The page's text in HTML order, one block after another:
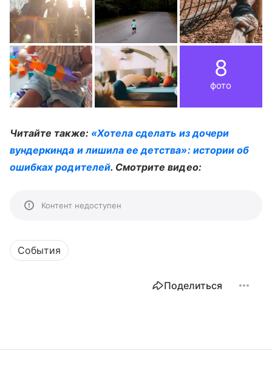
8
фото
Читайте также: «Хотела сделать из дочери
вундеркинда и лишила ее детства»: истории об
ошибках родителей. Смотрите видео:
Контент недоступен
События
Поделиться